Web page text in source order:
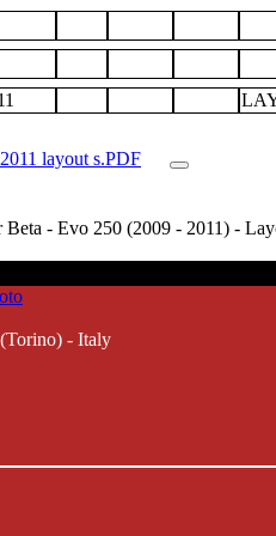
layout s.PDF
- Evo 250 (2009 - 2011) -
- Italy